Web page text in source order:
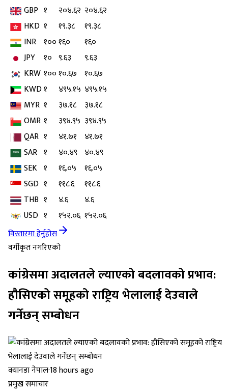
GBP १ २०४.६२ २०४.६२
HKD १ १९.३८
१९.३८
INR १००१६०
१६०
JPY
१० ९.६३
९.६३
KRW १००१०.६७ १०.६७
KWD१ ४९५.१५ ४९५.१५
MYR १ ३७.१८
३७.१८
OMR १ ३९४.९५ ३९४.९५
QAR १ ४१.७१
४१.७१
SAR १ ४०.४९ ४०.४९
SEK १ १६.०५
१६.०५
SGD १ ११८.६
११८.६
THB १ ४.६
४.६
USD १ १५२.०६ १५२.०६
विस्तारमा हेर्नुहोस
वर्गीकृत नगरिएको
कांग्रेसमा अदालतले ल्याएको बदलावको प्रभाव:
हौसिएको समूहको राष्ट्रिय भेलालाई देउवाले
गर्नेछन् सम्बोधन
क्यानडा नेपाल·18 hours ago
प्रमुख समाचार